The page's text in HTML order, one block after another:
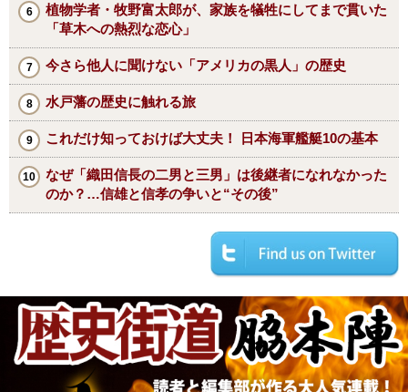
植物学者・牧野富太郎が、家族を犠牲にしてまで貫いた
「草木への熱烈な恋心」
今さら他人に聞けない「アメリカの黒人」の歴史
水戸藩の歴史に触れる旅
これだけ知っておけば大丈夫！ 日本海軍艦艇10の基本
なぜ「織田信長の二男と三男」は後継者になれなかった
のか？…信雄と信孝の争いと“その後”